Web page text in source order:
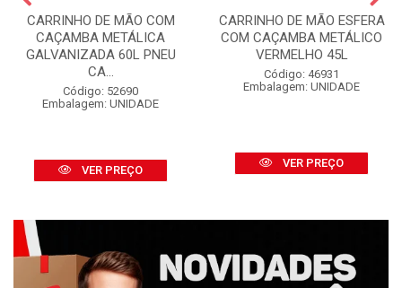
CARRINHO DE MÃO COM
CAÇAMBA METÁLICA
GALVANIZADA 60L PNEU
CA...
Código: 52690
Embalagem: UNIDADE
VER PREÇO
CARRINHO DE MÃO ESFERA
COM CAÇAMBA METÁLICO
VERMELHO 45L
Código: 46931
Embalagem: UNIDADE
VER PREÇO